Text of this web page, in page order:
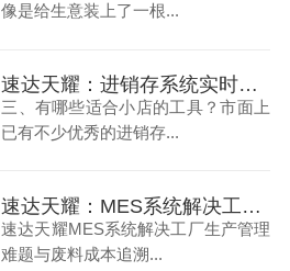
像是给生意装上了一根...
速达天耀：进销存系统实时同步小店数据（下）
三、有哪些适合小店的工具？市面上
已有不少优秀的进销存...
速达天耀：MES系统解决工厂生产管理难题与废料成本追溯
速达天耀MES系统解决工厂生产管理
难题与废料成本追溯...